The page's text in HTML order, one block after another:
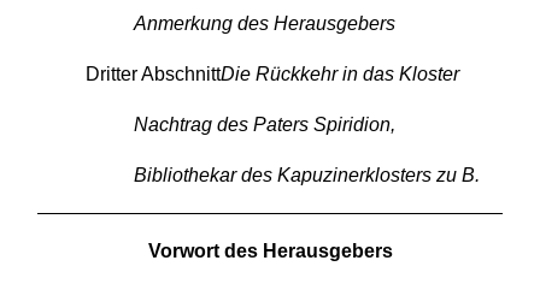
Anmerkung des Herausgebers
Dritter AbschnittDie Rückkehr in das Kloster
Nachtrag des Paters Spiridion,
Bibliothekar des Kapuzinerklosters zu B.
Vorwort des Herausgebers